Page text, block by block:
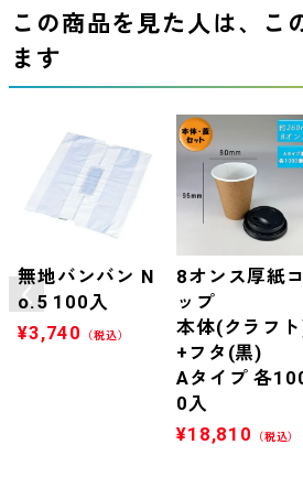
この商品を見た人は、こ
ます
無地バンバン N
o.5 100入
¥3,740 （税込）
8オンス厚紙コ
ップ
本体(クラフ
+フタ(黒)
Aタイプ 各
0入
¥18,810 （税込）